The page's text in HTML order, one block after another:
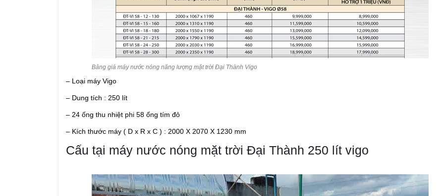
Bảng giá máy nước nóng năng lượng mặt trời Đại Thành Vigo
– Loại máy Vigo
– Dung tích : 250 lít
– 24 ống thu nhiệt phi 58 ống tím đỏ
– Kích thước máy ( D x R x C ) : 2000 X 2070 X 1230 mm
Cấu tại máy nước nóng mặt trời Đại Thành 250 lít vigo